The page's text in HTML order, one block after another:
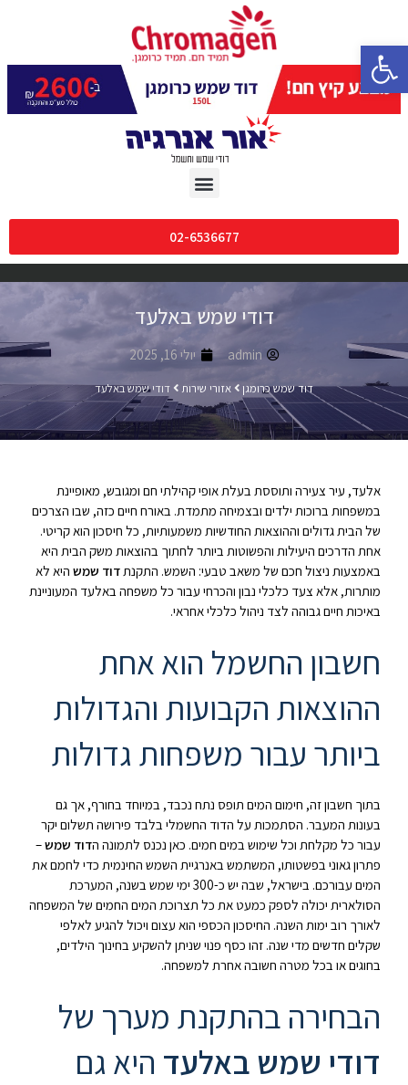
02-6536677
דודי שמש באלעד
admin יולי 16, 2025
דוד שמש כרומגן אזורי שירות דודי שמש באלעד
אלעד, עיר צעירה ותוססת בעלת אופי קהילתי חם ומגובש, מאופיינת
במשפחות ברוכות ילדים ובצמיחה מתמדת. באורח חיים כזה, שבו הצרכים
של הבית גדולים וההוצאות החודשיות משמעותיות, כל חיסכון הוא קריטי.
אחת הדרכים היעילות והפשוטות ביותר לחתוך בהוצאות משק הבית היא
באמצעות ניצול חכם של משאב טבעי: השמש. התקנתדוד שמש היא לא
מותרות, אלא צעד כלכלי נבון והכרחי עבור כל משפחה באלעד המעוניינת
באיכות חיים גבוהה לצד ניהול כלכלי אחראי.
חשבון החשמל הוא אחת
ההוצאות הקבועות והגדולות
ביותר עבור משפחות גדולות
בתוך חשבון זה, חימום המים תופס נתח נכבד, במיוחד בחורף, אך גם
בעונות המעבר. הסתמכות על הדוד החשמלי בלבד פירושה תשלום יקר
עבור כל מקלחת וכל שימוש במים חמים. כאן נכנס לתמונה הדוד שמש–
פתרון גאוני בפשטותו, המשתמש באנרגיית השמש החינמית כדי לחמם את
המים עבורכם. בישראל, שבה יש כ-300 ימי שמש בשנה, המערכת
הסולארית יכולה לספק כמעט את כל תצרוכת המים החמים של המשפחה
לאורך רוב ימות השנה. החיסכון הכספי הוא עצום ויכול להגיע לאלפי
שקלים חדשים מדי שנה. זהו כסף פנוי שניתן להשקיע בחינוך הילדים,
בחוגים או בכל מטרה חשובה אחרת למשפחה.
הבחירה בהתקנת מערך של
דודי שמש באלעד היא גם
פתח סרגל נגישות